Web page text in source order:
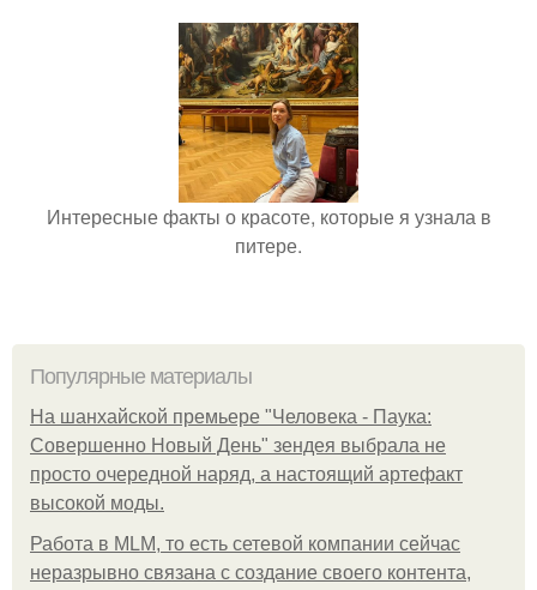
Интересные факты о красоте, которые я узнала в
питере.
Популярные материалы
На шанхайской премьере "Человека - Паука:
Совершенно Новый День" зендея выбрала не
просто очередной наряд, а настоящий артефакт
высокой моды.
Работа в MLM, то есть сетевой компании сейчас
неразрывно связана с создание своего контента,